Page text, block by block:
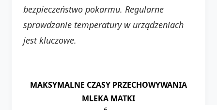
bezpieczeństwo pokarmu. Regularne
sprawdzanie temperatury w urządzeniach
jest kluczowe.
MAKSYMALNE CZASY PRZECHOWYWANIA
MLEKA MATKI